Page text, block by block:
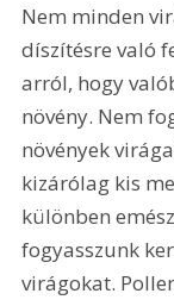
Nem minden
díszítésre való
arról, hogy
növény. Nem
növények
kizárólag kis
különben
fogyasszunk
virágokat.